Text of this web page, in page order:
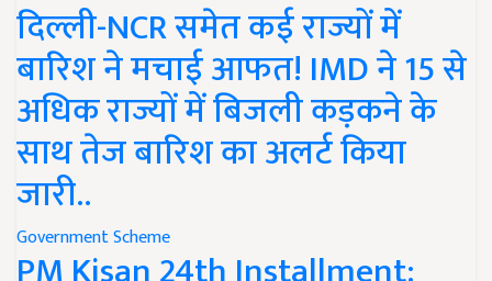
दिल्ली-NCR समेत कई राज्यों में
बारिश ने मचाई आफत! IMD ने 15 से
अधिक राज्यों में बिजली कड़कने के
साथ तेज बारिश का अलर्ट किया
जारी..
Government Scheme